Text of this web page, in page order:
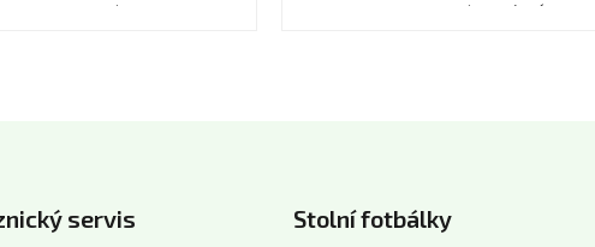
materiály.
hlouběji, aby se zásobníky (s
servis Stolní fotbálky